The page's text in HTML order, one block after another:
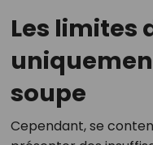
Les limites
soupe
Cependant, se